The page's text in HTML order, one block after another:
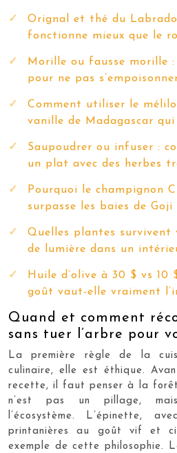
Orignal et thé du
fonctionne mieux que le
Morille ou fausse morille
pour ne pas
Comment utiliser le
vanille de Madagascar
Saupoudrer ou infuser :
un plat avec des herbes
Pourquoi le champignon
surpasse les baies de
Quelles plantes survivent
de lumière dans un
Huile d’olive à 30 $ vs 10
goût vaut-elle vraiment
Quand et comment
sans tuer l’arbre pour
La première règle de la
culinaire, elle est éthique.
recette, il faut penser à la
n’est pas un pillage,
l’écosystème. L’épinette,
printanières au goût vif et
exemple de cette philosophie.